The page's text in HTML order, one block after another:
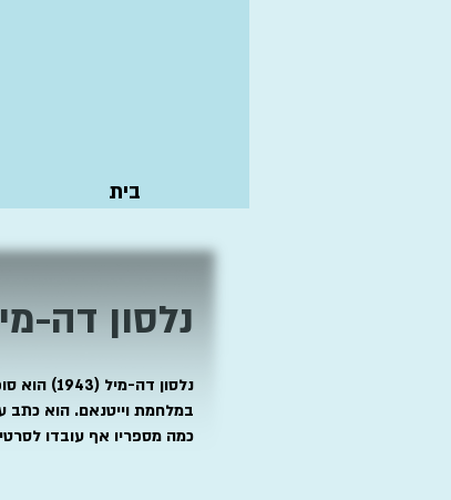
בית
נלסון דה-
נלסון
במלחמת וייטנאם. הוא כתב
כמה מספריו אף עובדו